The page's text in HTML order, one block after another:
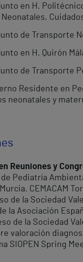
en H.
Neonatales,
de Transporte
en H. Quirón
de Transporte
Residente en
neonatales y
Reuniones y
Pediatría
CEMACAM
de la Sociedad
la Asociación
de la Sociedad
valoración
SIOPEN Spring